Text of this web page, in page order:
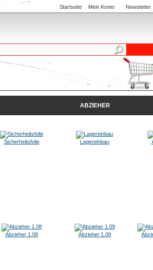
Startseite Mein Konto Newsletter
ABZIEHER
Sicherheitsfolie Lagereinbau
Abzieher 1.08 Abzieher 1.09